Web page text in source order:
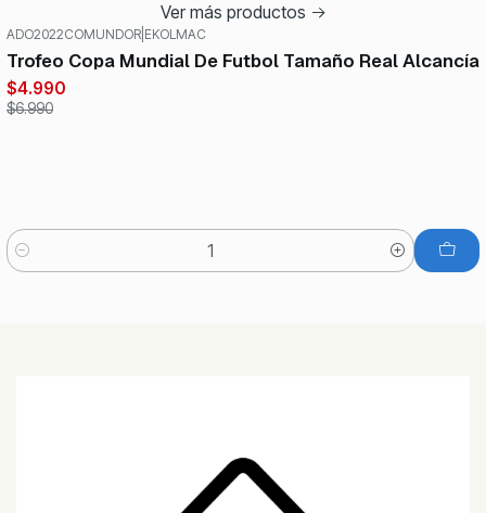
Ver más productos
ADO2022COMUNDOR EKOLMAC
Trofeo Copa Mundial De Futbol Tamaño Real Alcancía
$4.990
$6.990
Cantidad